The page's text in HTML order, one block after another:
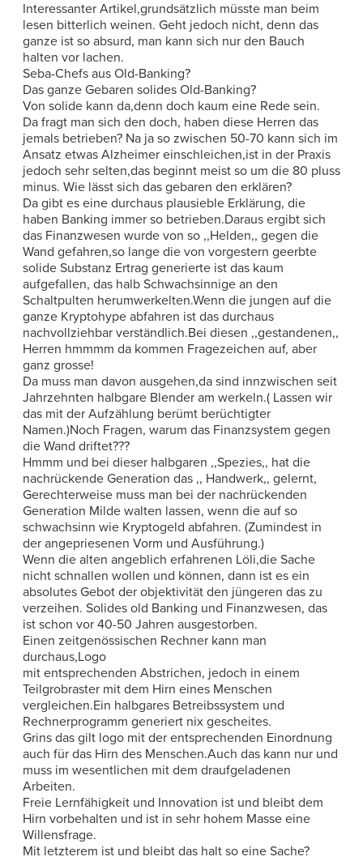
Interessanter Artikel,grundsätzlich müsste man beim
lesen bitterlich weinen. Geht jedoch nicht, denn das
ganze ist so absurd, man kann sich nur den Bauch
halten vor lachen.
Seba-Chefs aus Old-Banking?
Das ganze Gebaren solides Old-Banking?
Von solide kann da,denn doch kaum eine Rede sein.
Da fragt man sich den doch, haben diese Herren das
jemals betrieben? Na ja so zwischen 50-70 kann sich im
Ansatz etwas Alzheimer einschleichen,ist in der Praxis
jedoch sehr selten,das beginnt meist so um die 80 pluss
minus. Wie lässt sich das gebaren den erklären?
Da gibt es eine durchaus plausieble Erklärung, die
haben Banking immer so betrieben.Daraus ergibt sich
das Finanzwesen wurde von so ,,Helden,, gegen die
Wand gefahren,so lange die von vorgestern geerbte
solide Substanz Ertrag generierte ist das kaum
aufgefallen, das halb Schwachsinnige an den
Schaltpulten herumwerkelten.Wenn die jungen auf die
ganze Kryptohype abfahren ist das durchaus
nachvollziehbar verständlich.Bei diesen ,,gestandenen,,
Herren hmmmm da kommen Fragezeichen auf, aber
ganz grosse!
Da muss man davon ausgehen,da sind innzwischen seit
Jahrzehnten halbgare Blender am werkeln.( Lassen wir
das mit der Aufzählung berümt berüchtigter
Namen.)Noch Fragen, warum das Finanzsystem gegen
die Wand driftet???
Hmmm und bei dieser halbgaren ,,Spezies,, hat die
nachrückende Generation das ,, Handwerk,, gelernt,
Gerechterweise muss man bei der nachrückenden
Generation Milde walten lassen, wenn die auf so
schwachsinn wie Kryptogeld abfahren. (Zumindest in
der angepriesenen Vorm und Ausführung.)
Wenn die alten angeblich erfahrenen Löli,die Sache
nicht schnallen wollen und können, dann ist es ein
absolutes Gebot der objektivität den jüngeren das zu
verzeihen. Solides old Banking und Finanzwesen, das
ist schon vor 40-50 Jahren ausgestorben.
Einen zeitgenössischen Rechner kann man
durchaus,Logo
mit entsprechenden Abstrichen, jedoch in einem
Teilgrobraster mit dem Hirn eines Menschen
vergleichen.Ein halbgares Betreibssystem und
Rechnerprogramm generiert nix gescheites.
Grins das gilt logo mit der entsprechenden Einordnung
auch für das Hirn des Menschen.Auch das kann nur und
muss im wesentlichen mit dem draufgeladenen
Arbeiten.
Freie Lernfähigkeit und Innovation ist und bleibt dem
Hirn vorbehalten und ist in sehr hohem Masse eine
Willensfrage.
Mit letzterem ist und bleibt das halt so eine Sache?